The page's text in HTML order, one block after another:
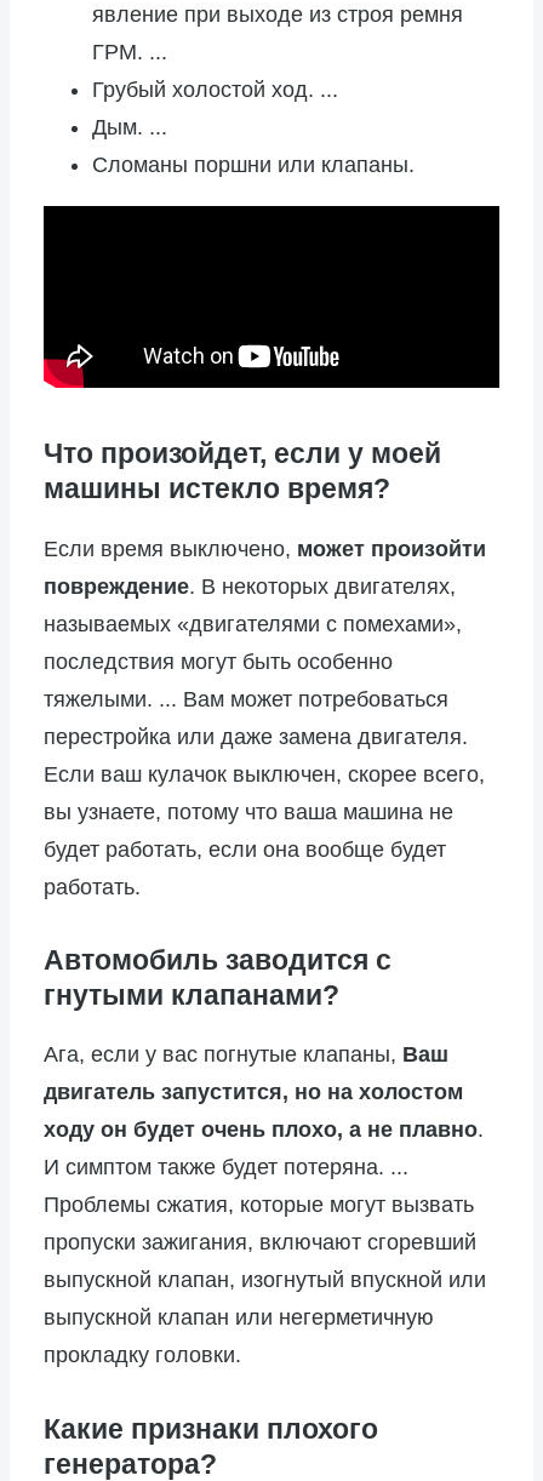
явление при выходе из строя ремня
ГРМ. ...
Грубый холостой ход. ...
Дым. ...
Сломаны поршни или клапаны.
Что произойдет, если у моей
машины истекло время?
Если время выключено, может произойти
повреждение. В некоторых двигателях,
называемых «двигателями с помехами»,
последствия могут быть особенно
тяжелыми. ... Вам может потребоваться
перестройка или даже замена двигателя.
Если ваш кулачок выключен, скорее всего,
вы узнаете, потому что ваша машина не
будет работать, если она вообще будет
работать.
Автомобиль заводится с
гнутыми клапанами?
Ага, если у вас погнутые клапаны, Ваш
двигатель запустится, но на холостом
ходу он будет очень плохо, а не плавно.
И симптом также будет потеряна. ...
Проблемы сжатия, которые могут вызвать
пропуски зажигания, включают сгоревший
выпускной клапан, изогнутый впускной или
выпускной клапан или негерметичную
прокладку головки.
Какие признаки плохого
генератора?